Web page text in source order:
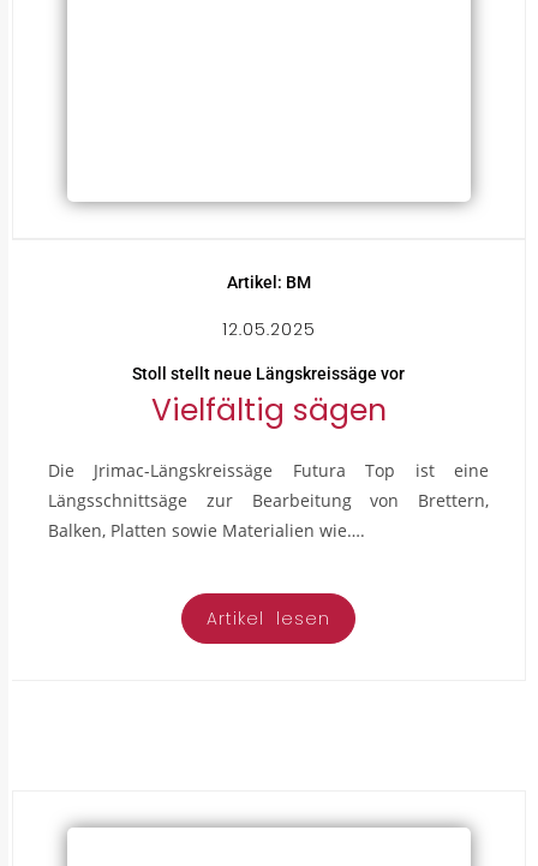
Artikel: BM
12.05.2025
Stoll stellt neue Längskreissäge vor
Vielfältig sägen
Die Jrimac-Längskreissäge Futura Top ist eine
Längsschnittsäge zur Bearbeitung von Brettern,
Balken, Platten sowie Materialien wie….
Artikel lesen